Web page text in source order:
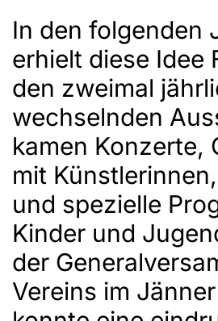
In den folgenden
erhielt diese Idee
den zweimal
wechselnden
kamen Konzerte,
mit
und spezielle
Kinder und
der
Vereins im